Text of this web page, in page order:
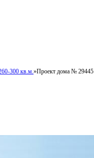
300 кв.м. »Проект дома № 29445